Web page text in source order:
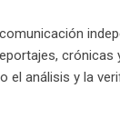
crónicas
el análisis y la